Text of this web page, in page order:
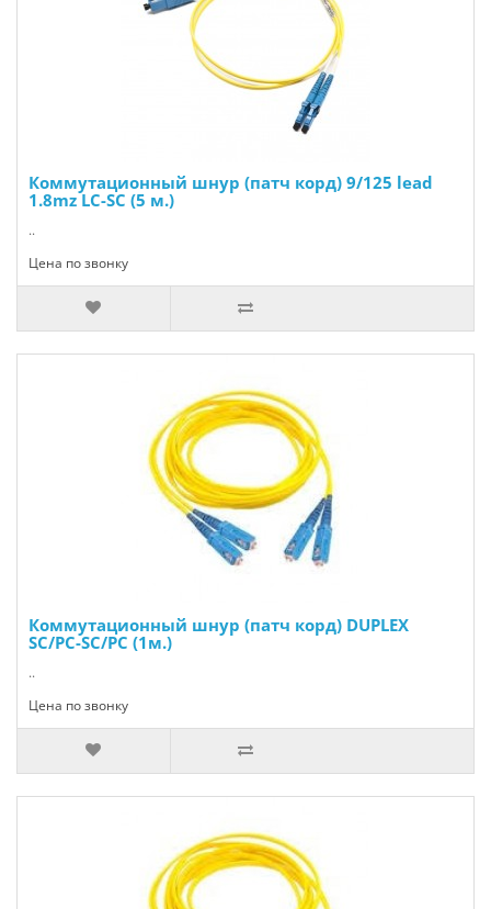
Коммутационный шнур (патч корд) 9/125 lead
1.8mz LC-SC (5 м.)
..
Цена по звонку
Коммутационный шнур (патч корд) DUPLEX
SC/PC-SC/PC (1м.)
..
Цена по звонку